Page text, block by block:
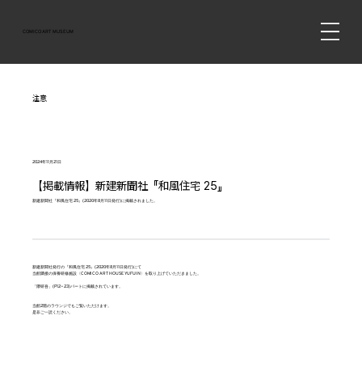
COMICO ART MUSEUM
注意
【掲載情報】新建新聞社『和風住宅 25』
新建新聞社『和風住宅 25』(2020年8月11日発行)に掲載されました。
2024年11月21日
新建新聞社発行の『和風住宅 25』(2020年8月11日発行)にて
当館隣接の保養研修施設〈COMICO ART HOUSE YUFUIN〉を取り上げていただきました。
「隈研吾」(P12~23)パートに掲載されています。
当館2階のラウンジでもご覧いただけます。
是非ご一読ください。